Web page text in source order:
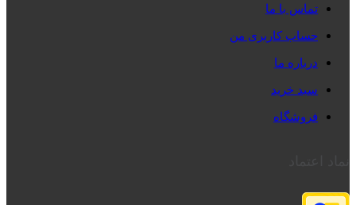
تماس با ما
حساب کاربری من
درباره ما
سبد خرید
فروشگاه